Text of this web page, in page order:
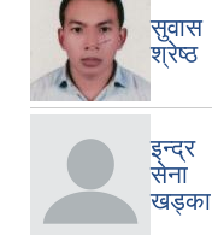
सुवास
श्रेष्ठ
इन्द्र
सेना
खड्का